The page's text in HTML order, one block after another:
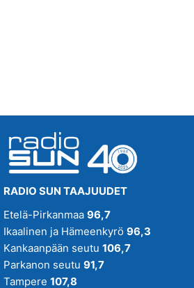
RADIO SUN TAAJUUDET
Etelä-Pirkanmaa 96,7
Ikaalinen ja Hämeenkyrö 96,3
Kankaanpään seutu 106,7
Parkanon seutu 91,7
Tampere 107,8